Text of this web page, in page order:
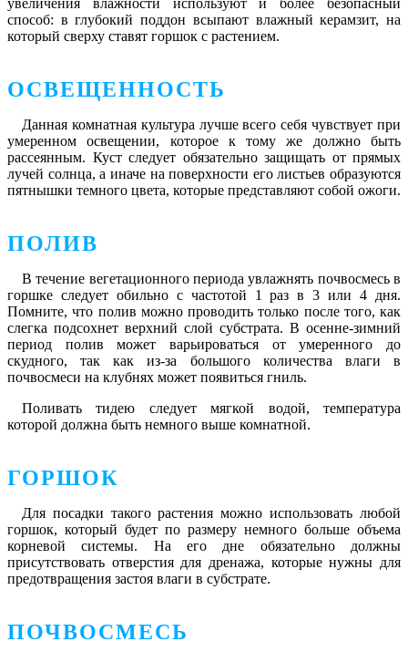
способ: в глубокий поддон всыпают влажный керамзит, на
который сверху ставят горшок с растением.
ОСВЕЩЕННОСТЬ
Данная комнатная культура лучше всего себя чувствует при
умеренном освещении, которое к тому же должно быть
рассеянным. Куст следует обязательно защищать от прямых
лучей солнца, а иначе на поверхности его листьев образуются
пятнышки темного цвета, которые представляют собой ожоги.
ПОЛИВ
В течение вегетационного периода увлажнять почвосмесь в
горшке следует обильно с частотой 1 раз в 3 или 4 дня.
Помните, что полив можно проводить только после того, как
слегка подсохнет верхний слой субстрата. В осенне-зимний
период полив может варьироваться от умеренного до
скудного, так как из-за большого количества влаги в
почвосмеси на клубнях может появиться гниль.
Поливать тидею следует мягкой водой, температура
которой должна быть немного выше комнатной.
ГОРШОК
Для посадки такого растения можно использовать любой
горшок, который будет по размеру немного больше объема
корневой системы. На его дне обязательно должны
присутствовать отверстия для дренажа, которые нужны для
предотвращения застоя влаги в субстрате.
ПОЧВОСМЕСЬ